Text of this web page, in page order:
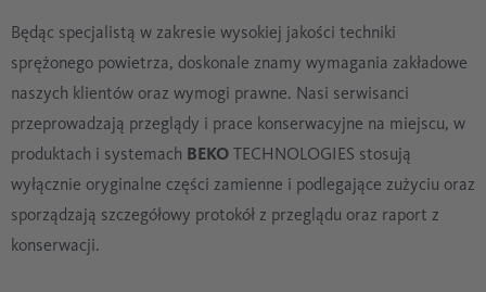
Będąc specjalistą w zakresie wysokiej jakości techniki
sprężonego powietrza, doskonale znamy wymagania zakładowe
naszych klientów oraz wymogi prawne. Nasi serwisanci
przeprowadzają przeglądy i prace konserwacyjne na miejscu, w
produktach i systemach BEKO TECHNOLOGIES stosują
wyłącznie oryginalne części zamienne i podlegające zużyciu oraz
sporządzają szczegółowy protokół z przeglądu oraz raport z
konserwacji.